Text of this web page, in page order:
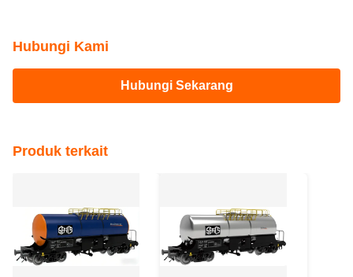
Hubungi Kami
Hubungi Sekarang
Produk terkait